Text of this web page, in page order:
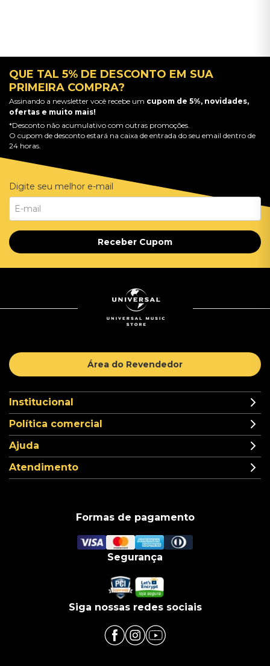
QUE TAL 5% DE DESCONTO EM SUA
PRIMEIRA COMPRA?
Assinando a newsletter você recebe um cupom de 5%, novidades,
ofertas e muito mais!
*Desconto não acumulativo com outras promoções.
O cupom de desconto estará na caixa de entrada do seu email dentro de
24 horas.
Digite seu melhor e-mail
Receber Cupom
Área do Revendedor
Institucional
Política comercial
Ajuda
Atendimento
Formas de pagamento
Segurança
Siga nossas redes sociais